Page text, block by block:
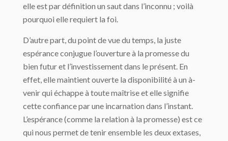
elle est par définition un saut dans l’inconnu ; voilà
pourquoi elle requiert la foi.
D’autre part, du point de vue du temps, la juste
espérance conjugue l’ouverture à la promesse du
bien futur et l’investissement dans le présent. En
effet, elle maintient ouverte la disponibilité à un à-
venir qui échappe à toute maîtrise et elle signifie
cette confiance par une incarnation dans l’instant.
L’espérance (comme la relation à la promesse) est ce
qui nous permet de tenir ensemble les deux extases,